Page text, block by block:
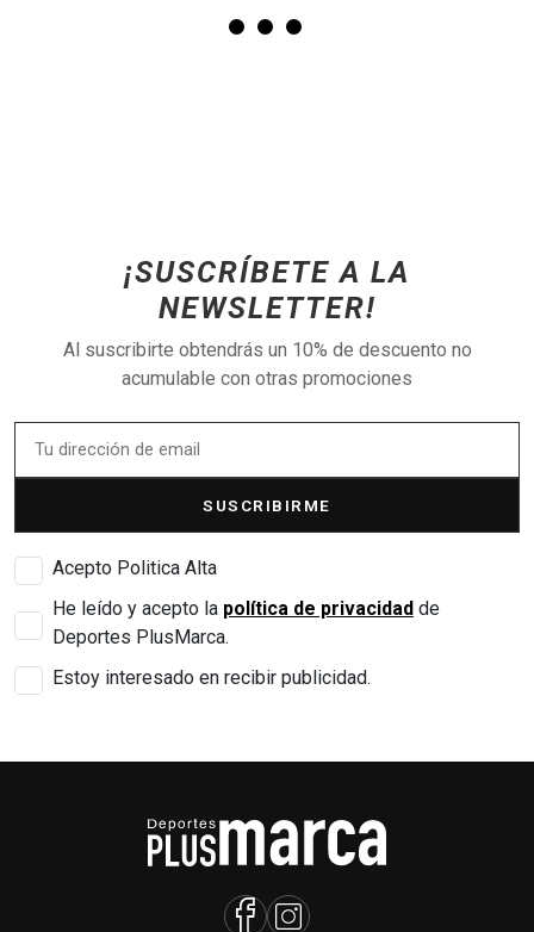
¡SUSCRÍBETE A LA
NEWSLETTER!
Al suscribirte obtendrás un 10% de descuento no
acumulable con otras promociones
SUSCRIBIRME
Acepto Politica Alta
He leído y acepto la política de privacidad de
Deportes PlusMarca.
Estoy interesado en recibir publicidad.